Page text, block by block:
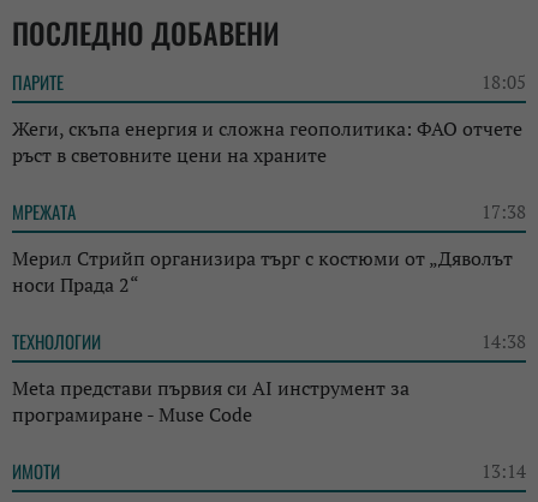
ПОСЛЕДНО ДОБАВЕНИ
ПАРИТЕ 18:05
Жеги, скъпа енергия и сложна геополитика: ФАО отчете
ръст в световните цени на храните
МРЕЖАТА 17:38
Мерил Стрийп организира търг с костюми от „Дяволът
носи Прада 2“
ТЕХНОЛОГИИ 14:38
Meta представи първия си AI инструмент за
програмиране - Muse Code
ИМОТИ 13:14